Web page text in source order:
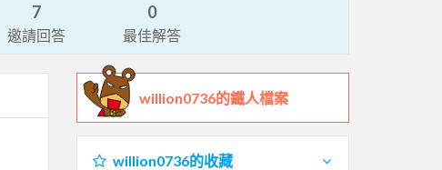
7
邀請回答
0
最佳解答
willion0736的鐵人檔案
willion0736的收藏